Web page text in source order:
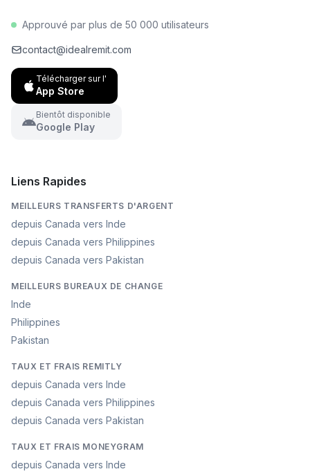
Approuvé par plus de 50 000 utilisateurs
contact@idealremit.com
Télécharger sur l'
App Store
Bientôt disponible
Google Play
Liens Rapides
MEILLEURS TRANSFERTS D'ARGENT
depuis Canada vers Inde
depuis Canada vers Philippines
depuis Canada vers Pakistan
MEILLEURS BUREAUX DE CHANGE
Inde
Philippines
Pakistan
TAUX ET FRAIS REMITLY
depuis Canada vers Inde
depuis Canada vers Philippines
depuis Canada vers Pakistan
TAUX ET FRAIS MONEYGRAM
depuis Canada vers Inde